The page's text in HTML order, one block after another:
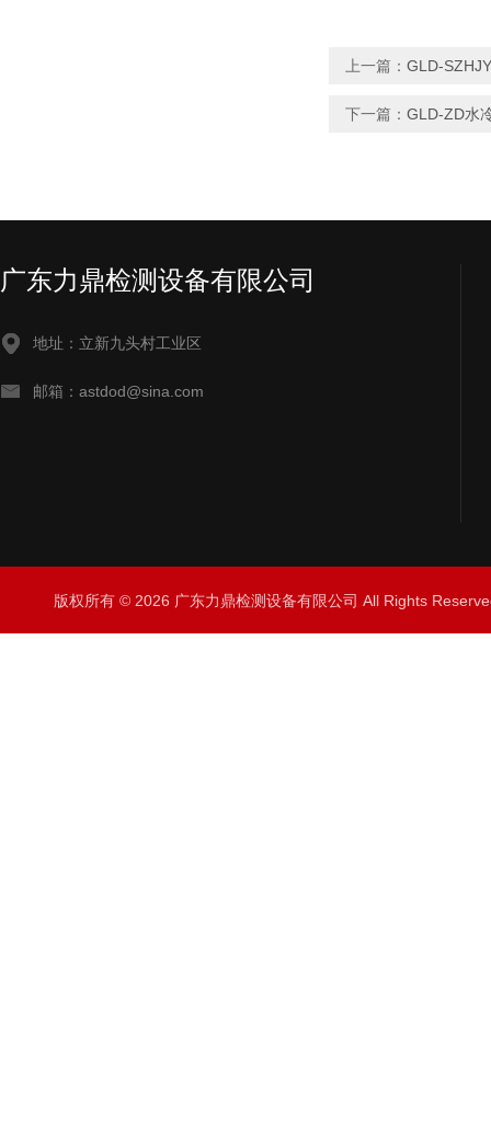
上一篇： GLD-
下一篇： GLD-ZD水
广东力鼎检测设备有限公司
地址：立新九头村工业区
邮箱：astdod@sina.com
版权所有 © 2026 广东力鼎检测设备有限公司 All Rights